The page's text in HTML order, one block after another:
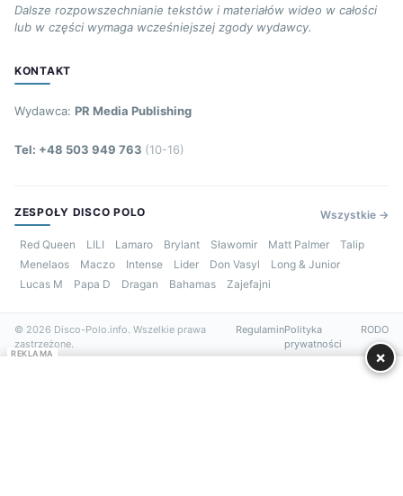
Dalsze rozpowszechnianie tekstów i materiałów wideo w całości
lub w części wymaga wcześniejszej zgody wydawcy.
KONTAKT
Wydawca: PR Media Publishing
Tel: +48 503 949 763 (10-16)
ZESPOŁY DISCO POLO Wszystkie →
Red Queen LILI Lamaro Brylant Sławomir Matt Palmer
Talip
Menelaos
Maczo Intense Lider Don Vasyl
Long & Junior
Lucas M
Papa D Dragan Bahamas Zajefajni
© 2026 Disco-Polo.info. Wszelkie prawa
zastrzeżone.
RegulaminPolityka
prywatności
RODO
REKLAMA ×